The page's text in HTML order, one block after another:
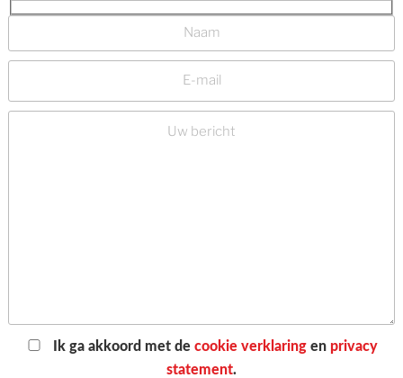
Ik ga akkoord met decookie verklaring en privacy
statement.